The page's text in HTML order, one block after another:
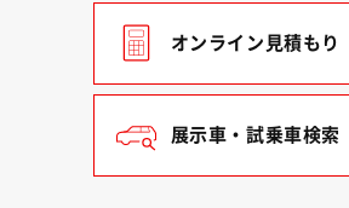
オンライン見積もり
展示車・試乗車検索